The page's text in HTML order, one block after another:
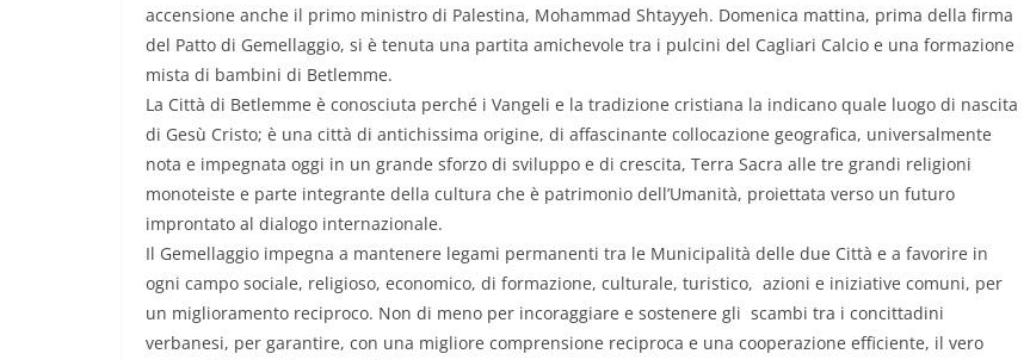
accensione anche il primo ministro di Palestina, Mohammad Shtayyeh. Domenica mattina, prima della firma
del Patto di Gemellaggio, si è tenuta una partita amichevole tra i pulcini del Cagliari Calcio e una formazione
mista di bambini di Betlemme.
La Città di Betlemme è conosciuta perché i Vangeli e la tradizione cristiana la indicano quale luogo di nascita
di Gesù Cristo; è una città di antichissima origine, di affascinante collocazione geografica, universalmente
nota e impegnata oggi in un grande sforzo di sviluppo e di crescita, Terra Sacra alle tre grandi religioni
monoteiste e parte integrante della cultura che è patrimonio dell’Umanità, proiettata verso un futuro
improntato al dialogo internazionale.
Il Gemellaggio impegna a mantenere legami permanenti tra le Municipalità delle due Città e a favorire in
ogni campo sociale, religioso, economico, di formazione, culturale, turistico, azioni e iniziative comuni, per
un miglioramento reciproco. Non di meno per incoraggiare e sostenere gli scambi tra i concittadini
verbanesi, per garantire, con una migliore comprensione reciproca e una cooperazione efficiente, il vero